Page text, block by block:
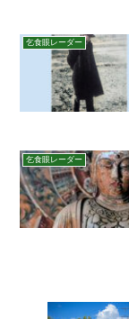
乞食眼レーダー
乞食眼レーダー